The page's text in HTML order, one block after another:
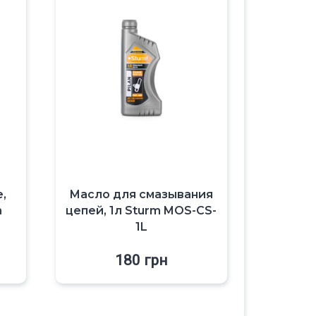
Масло для смазывания
цепей, 1л Sturm MOS-CS-
1L
180 грн